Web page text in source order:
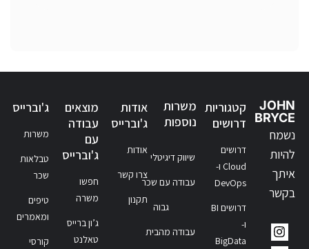
JOHN
BRYCE
נשמח
להיות
איתך
בקשר
קטגוריות
דרושים
דרושים
Cloud ו-
DevOps
דרושים BI
ו-
BigData
משרות
נוספות
שיווק דיגיטלי
עבודה עם שכר
גבוה
עבודה מהבית
אודות
ג'וברייס
אודות
צרו קשר
תקנון
מוצאים
עבודה
עם
ג'וברייס
חפשו
משרה
ג’ון ברייס
טאלנט
ג'וברייס
משרות
טבלאות
שכר
טיפים
ומאמרים
קורסי